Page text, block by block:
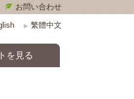
お問い合わせ
を見る
▶ 繁體中文